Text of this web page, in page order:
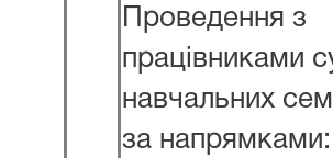
Проведення з
працівниками
навчальних
за напрямками: